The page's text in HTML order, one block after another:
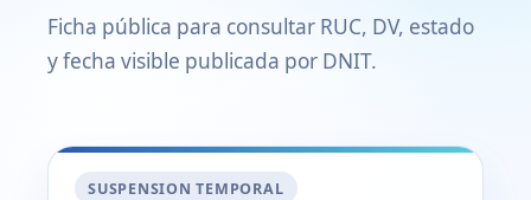
Ficha pública para consultar RUC, DV, estado
y fecha visible publicada por DNIT.
SUSPENSION TEMPORAL